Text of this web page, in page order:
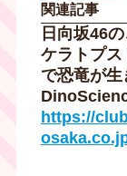
関連記事
日向坂46
ケラトプ
で恐竜が生
https://